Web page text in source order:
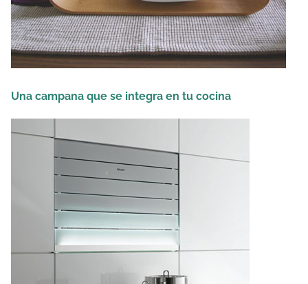
Una campana que se integra en tu cocina